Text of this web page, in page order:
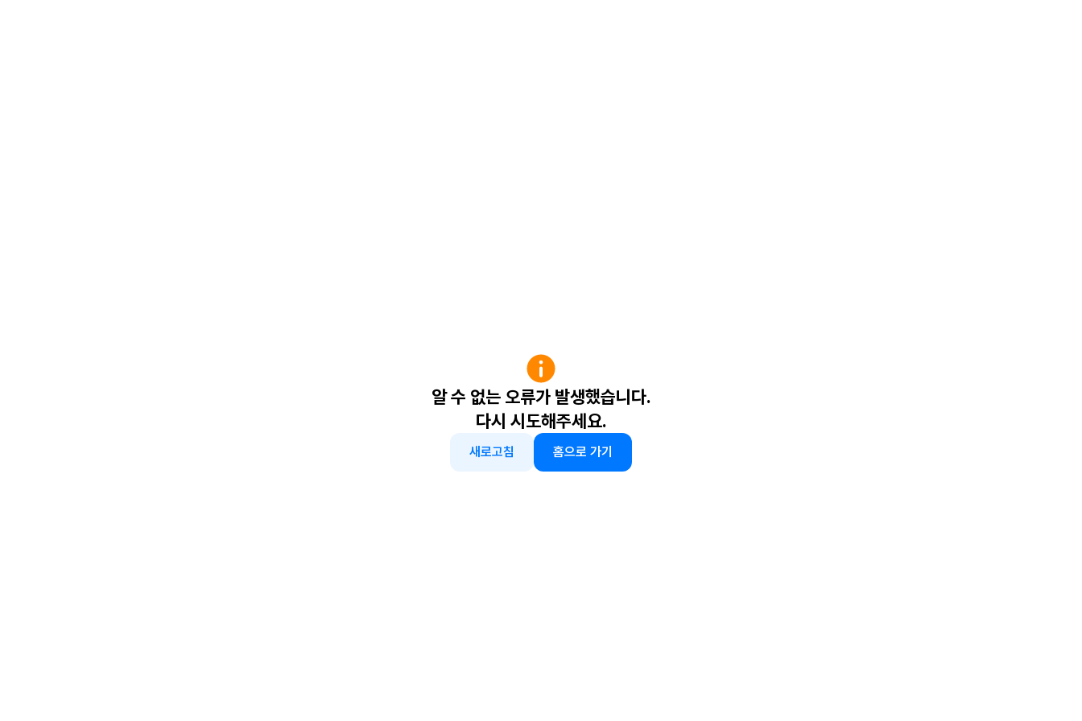
알 수 없는 오류가 발생했습니다.
다시 시도해주세요.
새로고침 홈으로 가기